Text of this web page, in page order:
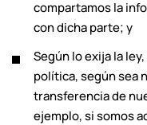
compartamos la
con dicha parte; y
Según lo exija la
política, según sea
transferencia de
ejemplo, si somos